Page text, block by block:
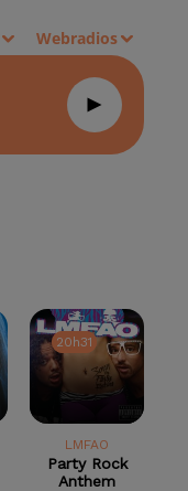
Webradios
20h31
20h31
LMFAO
Party Rock
Anthem